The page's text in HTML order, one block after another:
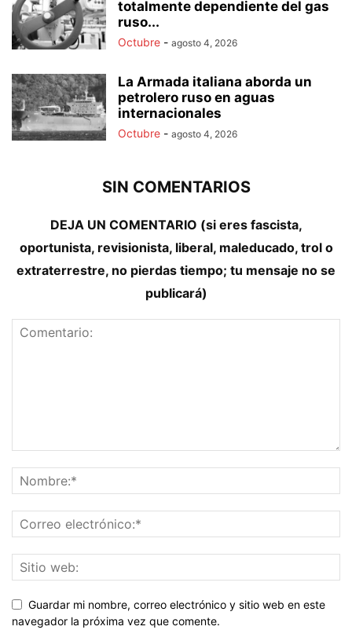
totalmente dependiente del gas
ruso...
Octubre - agosto 4, 2026
La Armada italiana aborda un
petrolero ruso en aguas
internacionales
Octubre - agosto 4, 2026
SIN COMENTARIOS
DEJA UN COMENTARIO (si eres fascista,
oportunista, revisionista, liberal, maleducado, trol o
extraterrestre, no pierdas tiempo; tu mensaje no se
publicará)
Guardar mi nombre, correo electrónico y sitio web en este
navegador la próxima vez que comente.